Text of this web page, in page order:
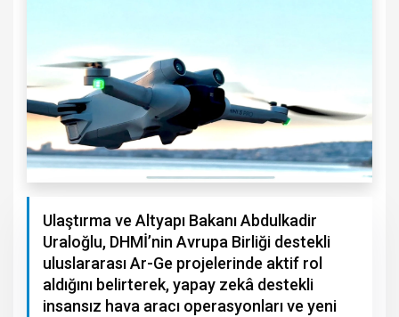
Ulaştırma ve Altyapı Bakanı Abdulkadir
Uraloğlu, DHMİ’nin Avrupa Birliği destekli
uluslararası Ar-Ge projelerinde aktif rol
aldığını belirterek, yapay zekâ destekli
insansız hava aracı operasyonları ve yeni